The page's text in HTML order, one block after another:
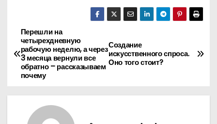
Н
а
в
и
Создание
искусственного спроса.
Оно того стоит?
Перешли на
четырехдневную
рабочую неделю, а через
3 месяца вернули все
обратно – рассказываем
почему